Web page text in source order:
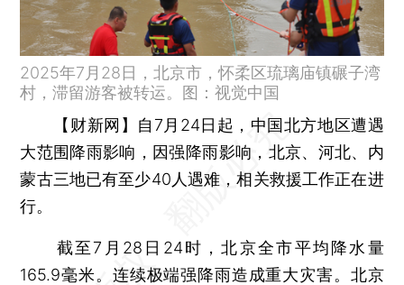
2025年7月28日，北京市，怀柔区琉璃庙镇碾子湾
村，滞留游客被转运。图：视觉中国
【财新网】 自7月24日起，中国北方地区遭遇
大范围降雨影响，因强降雨影响，北京、河北、内
蒙古三地已有至少40人遇难，相关救援工作正在进
行。
截至7月28日24时，北京全市平均降水量
165.9毫米。连续极端强降雨造成重大灾害。北京